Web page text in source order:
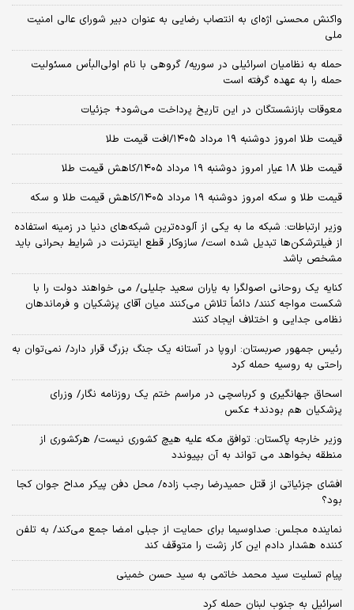
واکنش محسنی اژه‌ای به انتصاب رضایی به عنوان دبیر شورای عالی امنیت
ملی
حمله به نظامیان اسرائیلی در سوریه/ گروهی با نام اولی‌البأس مسئولیت
حمله را به عهده گرفته است
معوقات بازنشستگان در این تاریخ پرداخت می‌شود+ جزئیات
قیمت طلا امروز دوشنبه ۱۹ مرداد ۱۴۰۵/افت قیمت طلا
قیمت طلا ۱۸ عیار امروز دوشنبه ۱۹ مرداد ۱۴۰۵/کاهش قیمت طلا
قیمت طلا و سکه امروز دوشنبه ۱۹ مرداد ۱۴۰۵/کاهش قیمت طلا و سکه
وزیر ارتباطات: شبکه ما به یکی از آلوده‌ترین شبکه‌های دنیا در زمینه استفاده
از فیلترشکن‌ها تبدیل شده است/ سازوکار قطع اینترنت در شرایط بحرانی باید
مشخص باشد
کنایه یک روحانی اصولگرا به یاران سعید جلیلی/ می خواهند دولت را با
شکست مواجه کنند/ دائماً تلاش می‌کنند میان آقای پزشکیان و فرماندهان
نظامی جدایی و اختلاف ایجاد کنند
رئیس جمهور صربستان: اروپا در آستانه یک جنگ بزرگ قرار دارد/ نمی‌توان به
راحتی به روسیه حمله کرد
اسحاق جهانگیری و کرباسچی در مراسم ختم یک روزنامه نگار/ وزرای
پزشکیان هم بودند+ عکس
وزیر خارجه پاکستان: توافق مکه علیه هیچ کشوری نیست/ هرکشوری از
منطقه بخواهد می تواند به آن بپیوندد
افشای جزئیاتی از قتل حمیدرضا رجب زاده/ محل دفن پیکر مداح جوان کجا
بود؟
نماینده مجلس: صداوسیما برای حمایت از جبلی امضا جمع می‌کند/ به تلفن
کننده هشدار دادم این کار زشت را متوقف کند
پیام تسلیت سید محمد خاتمی به سید حسن خمینی
اسرائیل به جنوب لبنان حمله کرد